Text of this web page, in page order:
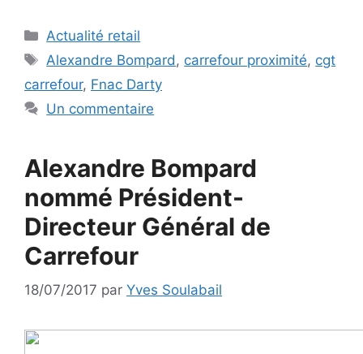
Catégories
Actualité retail
Étiquettes
Alexandre Bompard, carrefour proximité, cgt
carrefour, Fnac Darty
Un commentaire
Alexandre Bompard
nommé Président-
Directeur Général de
Carrefour
18/07/2017 par Yves Soulabail